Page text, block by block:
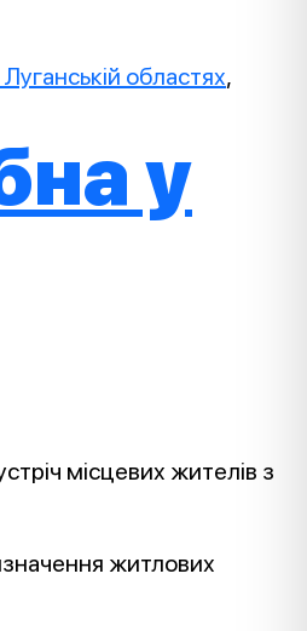
областях,
у
місцевих жителів з
житлових